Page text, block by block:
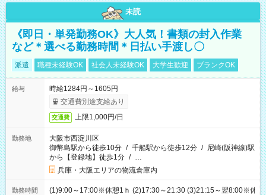
未読
《即日・単発勤務OK》大人気！書類の封入作業
など＊選べる勤務時間＊日払い手渡し〇
派遣 職種未経験OK 社会人未経験OK 大学生歓迎 ブランクOK
給与
時給1284円～1605円
交通費別途支給あり
交通費 上限1,000円/日
勤務地
大阪市西淀川区
御幣島駅から徒歩10分 / 千船駅から徒歩12分 / 尼崎(阪神線)駅
から【登録地】徒歩1分 / …
兵庫・大阪エリアの物流倉庫内
勤務時間
(1)9:00～17:00※休憩1ｈ (2)17:30～21:30 (3)21:15～翌8:00※休